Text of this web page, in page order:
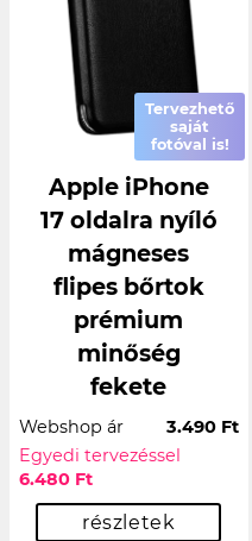
Tervezhető
saját
fotóval is!
Apple iPhone
17 oldalra nyíló
mágneses
flipes bőrtok
prémium
minőség
fekete
Webshop ár
3.490 Ft
Egyedi tervezéssel
6.480 Ft
részletek